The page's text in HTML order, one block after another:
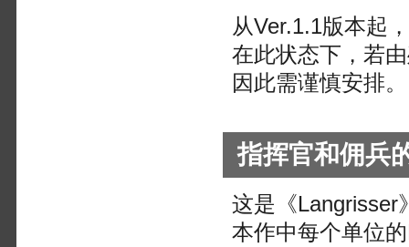
从Ver.1.1版本起
在此状态下，若
因此需谨慎安排。
指挥官和佣兵
这是《Langrisser
本作中每个单位